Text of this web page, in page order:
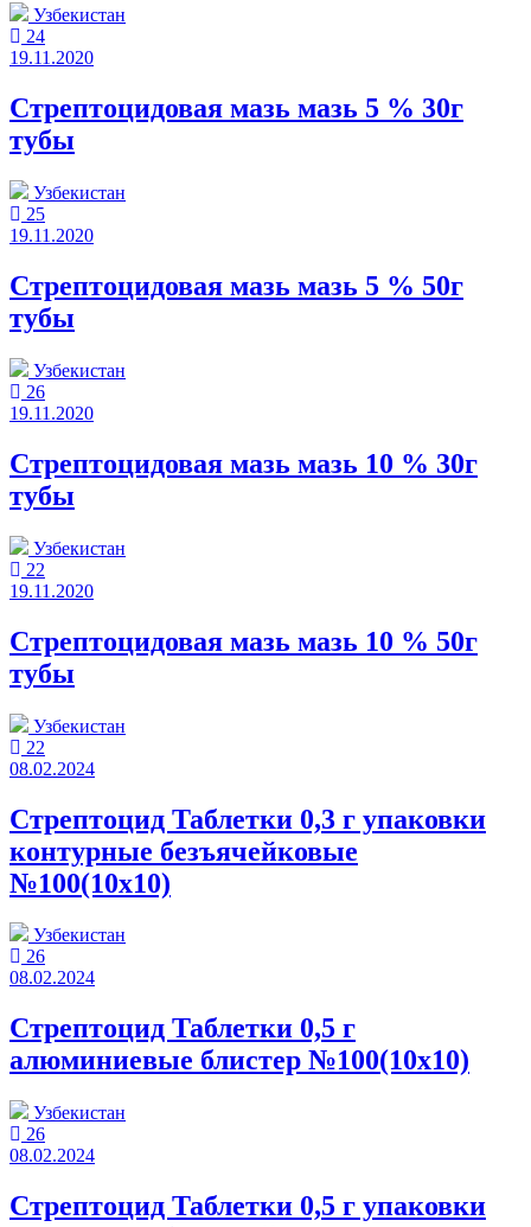
Узбекистан
24
19.11.2020
Стрептоцидовая мазь мазь 5 % 30г
тубы
Узбекистан
25
19.11.2020
Стрептоцидовая мазь мазь 5 % 50г
тубы
Узбекистан
26
19.11.2020
Стрептоцидовая мазь мазь 10 % 30г
тубы
Узбекистан
22
19.11.2020
Стрептоцидовая мазь мазь 10 % 50г
тубы
Узбекистан
22
08.02.2024
Стрептоцид Таблетки 0,3 г упаковки
контурные безъячейковые
№100(10x10)
Узбекистан
26
08.02.2024
Стрептоцид Таблетки 0,5 г
алюминиевые блистер №100(10x10)
Узбекистан
26
08.02.2024
Стрептоцид Таблетки 0,5 г упаковки